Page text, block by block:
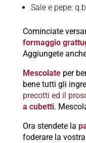
Sale e pepe:
Cominciate
formaggio
Aggiungete
Mescolateper
bene tutti gli
precotti ed il
a cubetti.
Ora stendete la
foderare la